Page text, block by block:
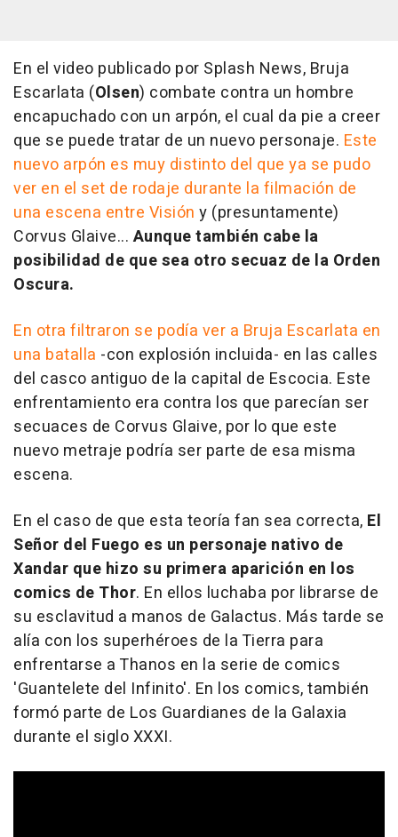
En el video publicado por Splash News, Bruja
Escarlata (Olsen) combate contra un hombre
encapuchado con un arpón, el cual da pie a creer
que se puede tratar de un nuevo personaje. Este
nuevo arpón es muy distinto del que ya se pudo
ver en el set de rodaje durante la filmación de
una escena entre Visión y (presuntamente)
Corvus Glaive... Aunque también cabe la
posibilidad de que sea otro secuaz de la Orden
Oscura.
En otra filtraron se podía ver a Bruja Escarlata en
una batalla -con explosión incluida- en las calles
del casco antiguo de la capital de Escocia. Este
enfrentamiento era contra los que parecían ser
secuaces de Corvus Glaive, por lo que este
nuevo metraje podría ser parte de esa misma
escena.
En el caso de que esta teoría fan sea correcta, El
Señor del Fuego es un personaje nativo de
Xandar que hizo su primera aparición en los
comics de Thor. En ellos luchaba por librarse de
su esclavitud a manos de Galactus. Más tarde se
alía con los superhéroes de la Tierra para
enfrentarse a Thanos en la serie de comics
'Guantelete del Infinito'. En los comics, también
formó parte de Los Guardianes de la Galaxia
durante el siglo XXXI.